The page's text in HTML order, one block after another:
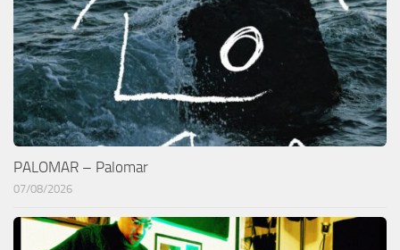
PALOMAR – Palomar
07/08/2026